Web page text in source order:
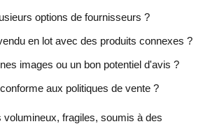
options de fournisseurs ?
en lot avec des produits connexes ?
images ou un bon potentiel d'avis ?
aux politiques de vente ?
volumineux, fragiles, soumis à des